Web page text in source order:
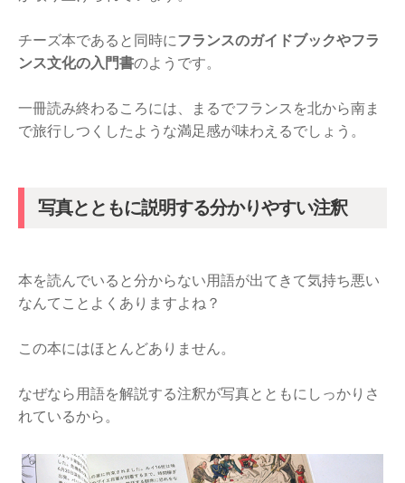
チーズ本であると同時にフランスのガイドブックやフラ
ンス文化の入門書のようです。
一冊読み終わるころには、まるでフランスを北から南ま
で旅行しつくしたような満足感が味わえるでしょう。
写真とともに説明する分かりやすい注釈
本を読んでいると分からない用語が出てきて気持ち悪い
なんてことよくありますよね？
この本にはほとんどありません。
なぜなら用語を解説する注釈が写真とともにしっかりさ
れているから。